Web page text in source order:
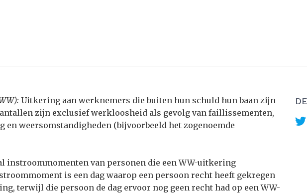
Uitkering aan werknemers die buiten hun schuld hun baan zijn
zijn exclusief werkloosheid als gevolg van faillissementen,
weersomstandigheden (bijvoorbeeld het zogenoemde
instroommomenten van personen die een WW-uitkering
is een dag waarop een persoon recht heeft gekregen
terwijl die persoon de dag ervoor nog geen recht had op een WW-